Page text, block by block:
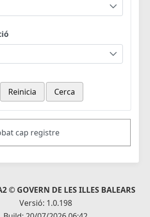
Reinicia Cerca
cap registre
© GOVERN DE LES ILLES BALEARS
Versió: 1.0.198